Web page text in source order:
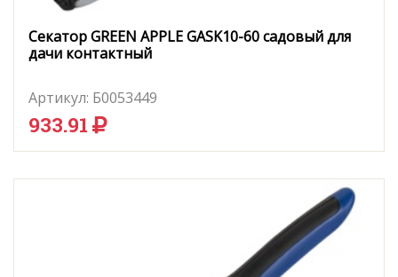
Секатор GREEN APPLE GASK10-60 садовый для
дачи контактный
Артикул: Б0053449
933.91